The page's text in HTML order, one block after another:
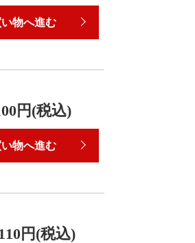
物へ進む
円(税込)
物へ進む
円(税込)